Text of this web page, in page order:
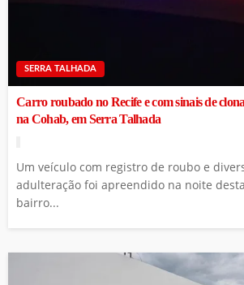
SERRA TALHADA
Carro roubado no Recife e com sinais de
na Cohab, em Serra Talhada
Um veículo com registro de roubo e
adulteração foi apreendido na noite
bairro...